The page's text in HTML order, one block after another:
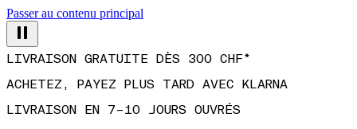
Passer au contenu principal
LIVRAISON GRATUITE DÈS 300 CHF*
ACHETEZ, PAYEZ PLUS TARD AVEC KLARNA
LIVRAISON EN 7–10 JOURS OUVRÉS